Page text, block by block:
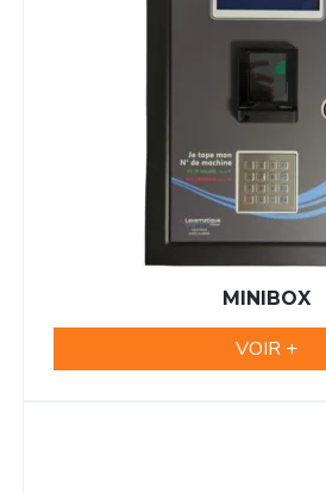
MINIBOX
VOIR +